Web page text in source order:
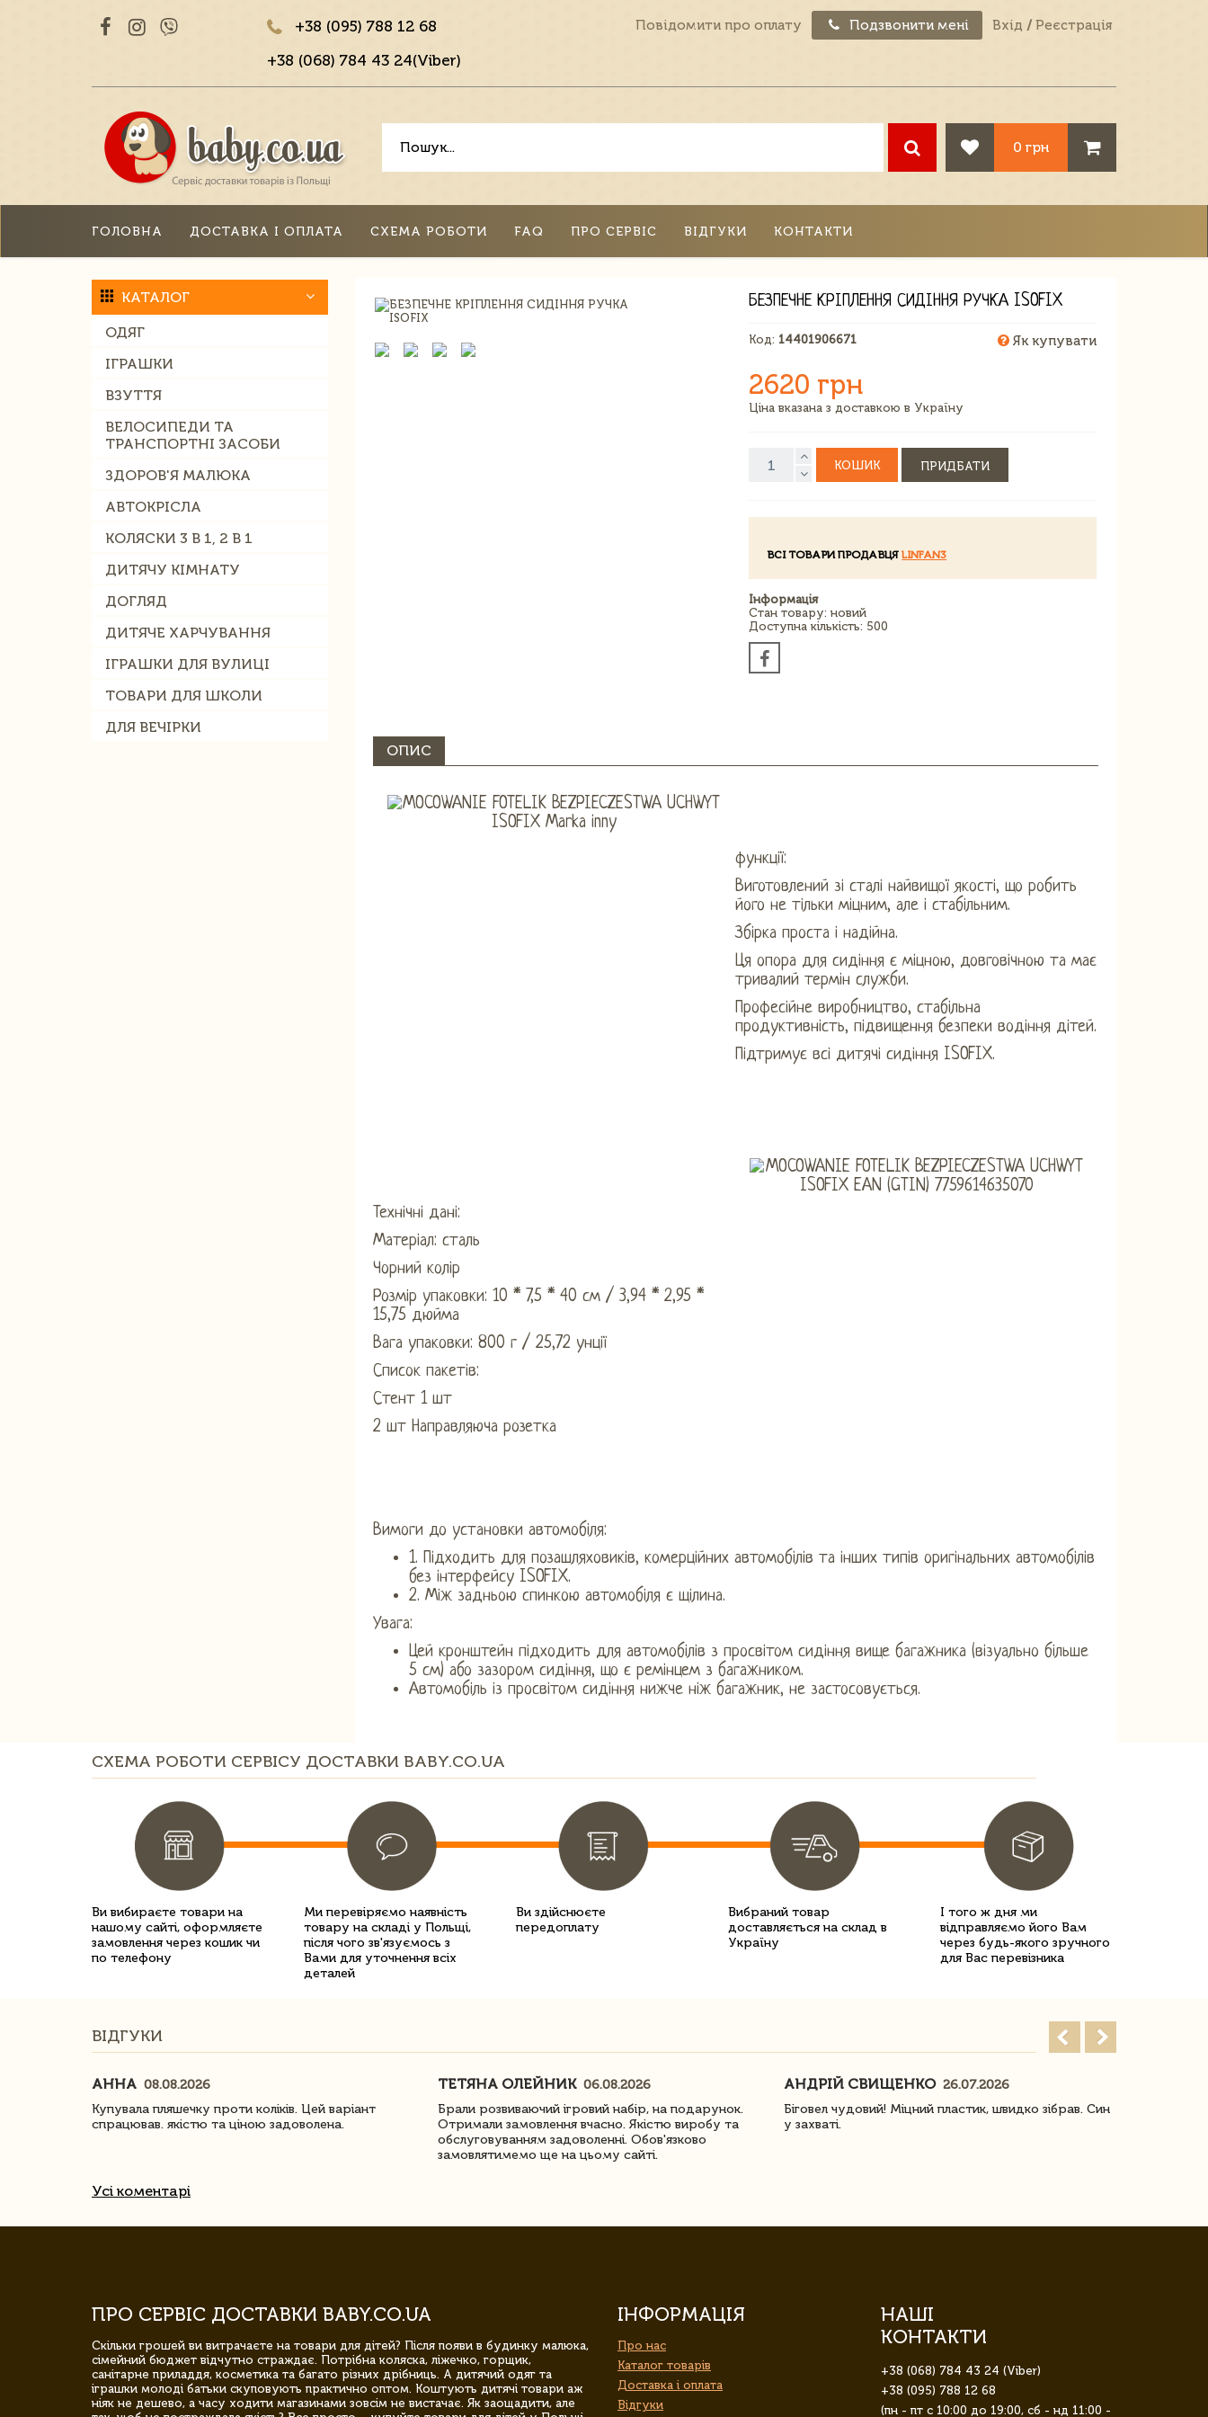
+38 (095) 788 12 68
+38 (068) 784 43 24(Viber)
Повідомити про оплату Подзвонити мені Вхід / Реєстрація
0 грн
ГОЛОВНА ДОСТАВКА І ОПЛАТА СХЕМА РОБОТИ FAQ ПРО СЕРВІС ВІДГУКИ КОНТАКТИ
КАТАЛОГ
ОДЯГ
ІГРАШКИ
ВЗУТТЯ
ВЕЛОСИПЕДИ ТА
ТРАНСПОРТНІ ЗАСОБИ
ЗДОРОВ'Я МАЛЮКА
АВТОКРІСЛА
КОЛЯСКИ 3 В 1, 2 В 1
ДИТЯЧУ КІМНАТУ
ДОГЛЯД
ДИТЯЧЕ ХАРЧУВАННЯ
ІГРАШКИ ДЛЯ ВУЛИЦІ
ТОВАРИ ДЛЯ ШКОЛИ
ДЛЯ ВЕЧІРКИ
БЕЗПЕЧНЕ КРІПЛЕННЯ СИДІННЯ РУЧКА ISOFIX
Код: 14401906671 Як купувати
2620 грн
Ціна вказана з доставкою в Україну
КОШИК ПРИДБАТИ
ВСІ ТОВАРИ ПРОДАВЦЯLINFAN3
Інформація
Стан товару: новий
Доступна кількість: 500
ОПИС
функції:
Виготовлений зі сталі найвищої якості, що робить
його не тільки міцним, але і стабільним.
Збірка проста і надійна.
Ця опора для сидіння є міцною, довговічною та має
тривалий термін служби.
Професійне виробництво, стабільна
продуктивність, підвищення безпеки водіння дітей.
Підтримує всі дитячі сидіння ISOFIX.
Технічні дані:
Матеріал: сталь
Чорний колір
Розмір упаковки: 10 * 7,5 * 40 см / 3,94 * 2,95 *
15,75 дюйма
Вага упаковки: 800 г / 25,72 унції
Список пакетів:
Стент 1 шт
2 шт Направляюча розетка
Вимоги до установки автомобіля:
1. Підходить для позашляховиків, комерційних автомобілів та інших типів оригінальних автомобілів
без інтерфейсу ISOFIX.
2. Між задньою спинкою автомобіля є щілина.
Увага:
Цей кронштейн підходить для автомобілів з просвітом сидіння вище багажника (візуально більше
5 см) або зазором сидіння, що є ремінцем з багажником.
Автомобіль із просвітом сидіння нижче ніж багажник, не застосовується.
СХЕМА РОБОТИ СЕРВІСУ ДОСТАВКИ BABY.CO.UA
Ви вибираєте товари на
нашому сайті, оформляєте
замовлення через кошик чи
по телефону
Ми перевіряємо наявність
товару на складі у Польщі,
після чого зв'язуємось з
Вами для уточнення всіх
деталей
Ви здійснюєте
передоплату
Вибраний товар
доставляється на склад в
Україну
І того ж дня ми
відправляємо його Вам
через будь-якого зручного
для Вас перевізника
ВІДГУКИ
АННА 08.08.2026
Купувала пляшечку проти коліків. Цей варіант
спрацював. якістю та ціною задоволена.
ТЕТЯНА ОЛЕЙНИК 06.08.2026
Брали розвиваючий ігровий набір, на подарунок.
Отримали замовлення вчасно. Якістю виробу та
обслуговуванням задоволенні. Обов'язково
замовлятимемо ще на цьому сайті.
АНДРІЙ СВИЩЕНКО 26.07.2026
Біговел чудовий! Міцний пластик, швидко зібрав. Син
у захваті.
Усі коментарі
ПРО СЕРВІС ДОСТАВКИ BABY.CO.UA
Скільки грошей ви витрачаєте на товари для дітей? Після появи в будинку малюка,
сімейний бюджет відчутно страждає. Потрібна коляска, ліжечко, горщик,
санітарне приладдя, косметика та багато різних дрібниць. А дитячий одяг та
іграшки молоді батьки скуповують практично оптом. Коштують дитячі товари аж
ніяк не дешево, а часу ходити магазинами зовсім не вистачає. Як заощадити, але
ІНФОРМАЦІЯ
Про нас
Каталог товарів
Доставка і оплата
Відгуки
НАШІ
КОНТАКТИ
+38 (068) 784 43 24 (Viber)
+38 (095) 788 12 68
(пн - пт с 10:00 до 19:00, сб - нд 11:00 -